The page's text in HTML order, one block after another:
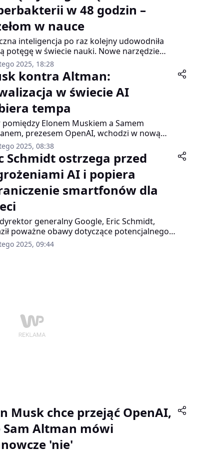
w 48 godzin –
w nauce
inteligencja po raz kolejny udowodniła
potęgę w świecie nauki. Nowe narzędzie
przez Google rozwiązało
problem związany z odpornością
na antybiotyki w ciągu zaledwie
dni – coś, co zajęło naukowcom ponad
Odkrycie to może zrewolucjonizować
do badań naukowych oraz walki z
bakterii na leki.
2025, 18:28
kontra Altman:
w świecie AI
tempa
pomiędzy Elonem Muskiem a Samem
prezesem OpenAI, wchodzi w nową
Zarząd OpenAI oficjalnie odrzucił ofertę
firmy przez Muska i grupę inwestorów,
proponowali blisko 100 miliardów dolarów.
oferta została odrzucona, nie oznacza to
tej rozgrywki – zdaniem ekspertów, Musk
mieć inne cele niż samo przejęcie OpenAI.
2025, 08:38
Schmidt ostrzega przed
AI i popiera
smartfonów dla
dyrektor generalny Google, Eric Schmidt,
poważne obawy dotyczące potencjalnego
sztucznej inteligencji przez
i państwa autorytarne. W rozmowie z
2025, 09:44
Musk chce przejąć OpenAI,
Sam Altman mówi
'nie'